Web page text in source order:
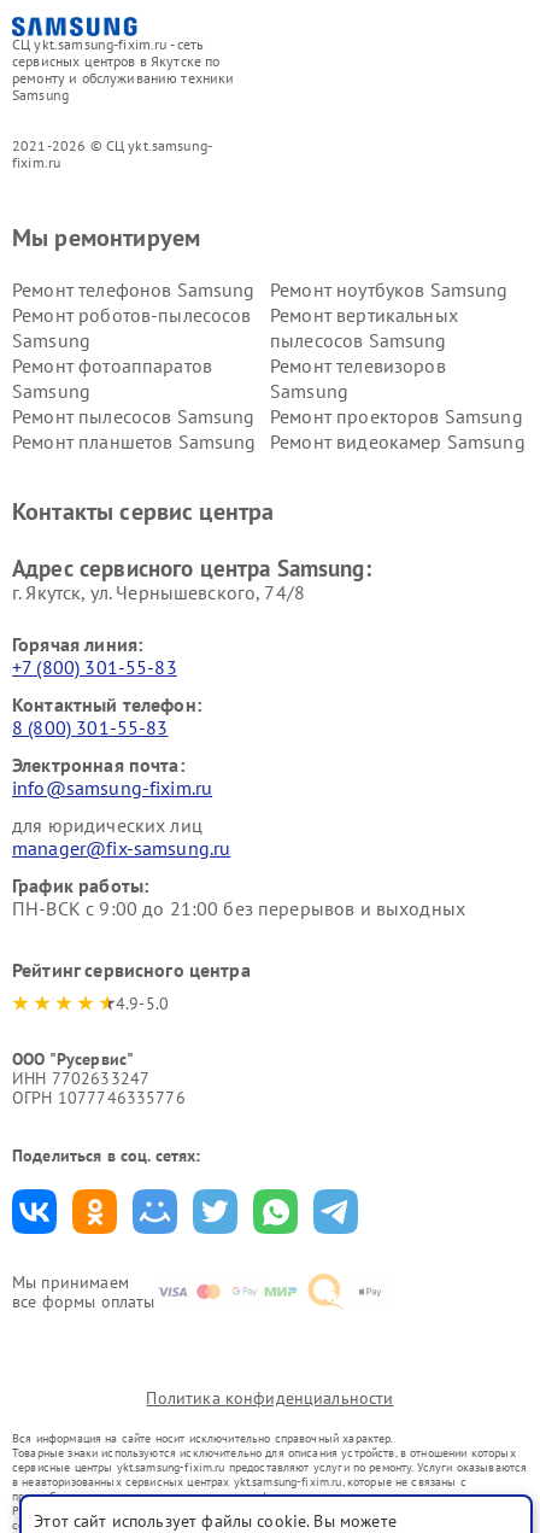
СЦ ykt.samsung-fixim.ru - сеть
сервисных центров в Якутске по
ремонту и обслуживанию техники
Samsung
2021-2026 © СЦ ykt.samsung-
fixim.ru
Мы принимаем
все формы оплаты
Мы ремонтируем
Ремонт телефонов Samsung
Ремонт ноутбуков Samsung
Ремонт роботов-пылесосов
Samsung
Ремонт вертикальных
пылесосов Samsung
Ремонт фотоаппаратов
Samsung
Ремонт телевизоров
Samsung
Ремонт пылесосов Samsung
Ремонт проекторов Samsung
Ремонт планшетов Samsung
Ремонт видеокамер Samsung
Контакты сервис центра
Адрес сервисного центра Samsung:
г. Якутск, ул. Чернышевского, 74/8
Горячая линия:
+7 (800) 301-55-83
Контактный телефон:
8 (800) 301-55-83
Электронная почта:
info@samsung-fixim.ru
для юридических лиц
manager@fix-samsung.ru
График работы:
ПН-ВСК с 9:00 до 21:00 без перерывов и выходных
Рейтинг сервисного центра
4.9-5.0
ООО "Русервис"
ИНН 7702633247
ОГРН 1077746335776
Поделиться в соц. сетях:
Политика конфиденциальности
Вся информация на сайте носит исключительно справочный характер.
Товарные знаки используются исключительно для описания устройств, в отношении которых
сервисные центры ykt.samsung-fixim.ru предоставляют услуги по ремонту. Услуги оказываются
в неавторизованных сервисных центрах ykt.samsung-fixim.ru, которые не связаны с
правообладателями товарных знаков или их официальными представителями.
Ремонт осуществляется для устройств, уже введенных в гражданский оборот в соответствии
со статьей 1487 ГК РФ.
Этот сайт использует файлы cookie. Вы можете